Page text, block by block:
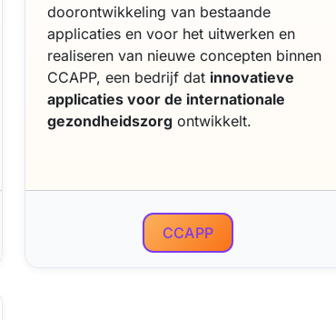
doorontwikkeling van bestaande
applicaties en voor het uitwerken en
realiseren van nieuwe concepten binnen
CCAPP, een bedrijf dat innovatieve
applicaties voor de internationale
gezondheidszorg ontwikkelt.
CCAPP